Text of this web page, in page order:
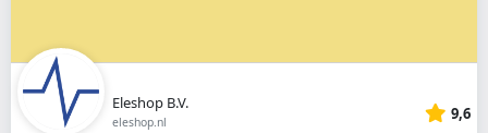
Eleshop B.V.
eleshop.nl 9,6